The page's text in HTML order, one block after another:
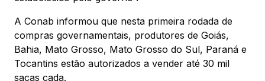
A Conab informou que nesta primeira rodada de
compras governamentais, produtores de Goiás,
Bahia, Mato Grosso, Mato Grosso do Sul, Paraná e
Tocantins estão autorizados a vender até 30 mil
sacas cada.